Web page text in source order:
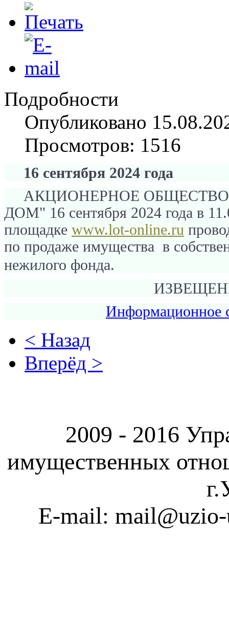
Подробности
Опубликовано
Просмотров: 1516
16 сентября 2024 года
АКЦИОНЕРНОЕ
ДОМ" 16 сентября 2024 года в
площадке www.lot-online.ru
по продаже имущества в
нежилого фонда.
Информационное
< Назад
Вперёд >
2009 - 2016
имущественных
E-mail: